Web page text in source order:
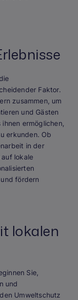
Faktor.
zusammen, um
und Gästen
ermöglichen,
erkunden. Ob
in der
lokale
fördern
lokalen
Sie,
und
Umweltschutz